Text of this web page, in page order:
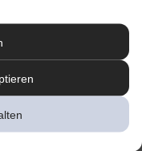
Deutschland
Pragstraße 154, 70376
(Pflichtangaben) und bei